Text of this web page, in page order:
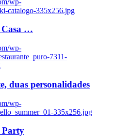
catalogo-335x256.jpg
Casa …
wp-
7311-
duas personalidades
wp-
335x256.jpg
Party